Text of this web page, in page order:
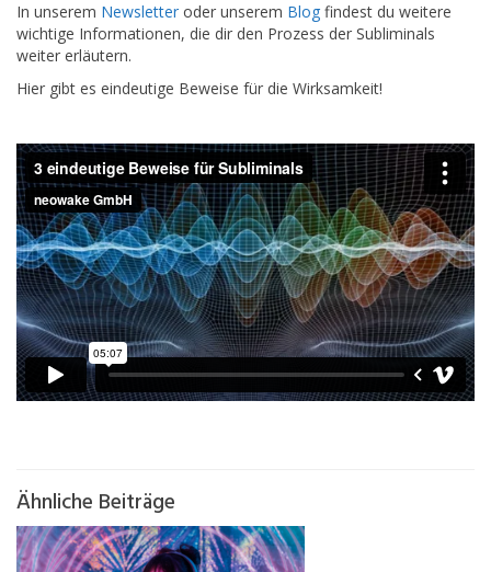
In unserem Newsletter oder unserem Blog findest du weitere
wichtige Informationen, die dir den Prozess der Subliminals
weiter erläutern.
Hier gibt es eindeutige Beweise für die Wirksamkeit!
Ähnliche Beiträge